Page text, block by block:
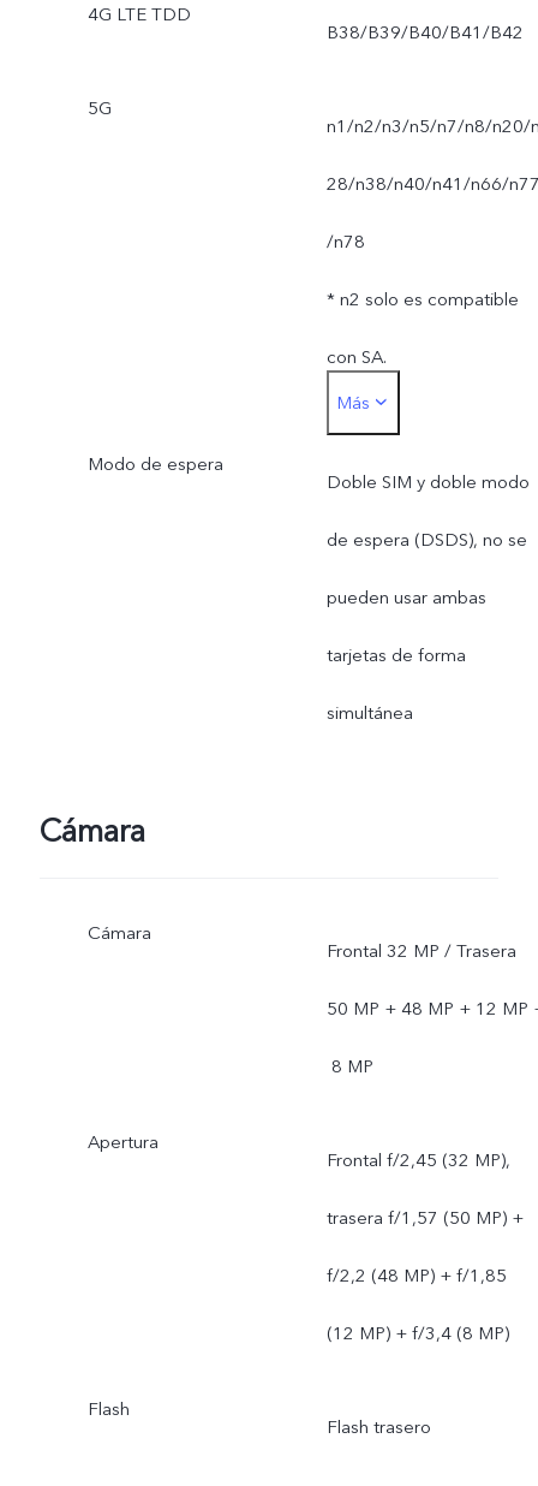
4G LTE TDD
B38/B39/B40/B41/B42
5G
n1/n2/n3/n5/n7/n8/n20/
28/n38/n40/n41/n66/
/n78
* n2 solo es compatible
con SA.
* La funcionalidad de red
en el uso diario depende
de la disponibilidad de
del operador, el soporte
de infraestructura y la
versión del teléfono móvil.
Más
Modo de espera
Doble SIM y doble modo
de espera (DSDS), no se
pueden usar ambas
tarjetas de forma
simultánea
Cámara
Cámara
Frontal 32 MP / Trasera
50 MP + 48 MP + 12 MP
8 MP
Apertura
Frontal f/2,45 (32 MP),
trasera f/1,57 (50 MP) +
f/2,2 (48 MP) + f/1,85
(12 MP) + f/3,4 (8 MP)
Flash
Flash trasero